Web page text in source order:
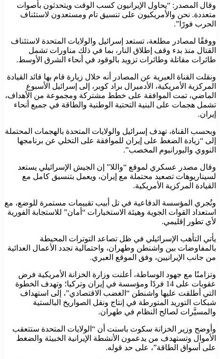
وقال المصدر: “يحاول الإيرانيون كسب الوقت ويتحدثون بأصوات
متعددة. نحن والأمريكيون على تنسيق تام ومستعدون لاستئناف
الحرب فورًا”.
ووفقًا لمصادر مطلعة، تستعد إسرائيل والولايات المتحدة لاستئناف
القتال منذ بدء وقف إطلاق النار، بما في ذلك مناورات تشمل
طائرات مقاتلة وطائرات تزويد بالوقود في أنحاء الشرق الأوسط.
ونقلت القناة العبرية عن المصادر أنه خلال زيارة قام بها قائد القيادة
المركزية الأمريكية، الأدميرال براد كوبر، إلى إسرائيل الأسبوع
الماضي، تمت الموافقة على خطط مشتركة ومجموعة من الأهداف،
تشمل هجمات على البنية التحتية الوطنية والطاقة في جميع أنحاء
إيران.
وبحسب القناة، تهدف إسرائيل والولايات المتحدة بالهجمات المحتملة
إلى “زيادة الضغط على إيران للموافقة على التخلي عن برنامجها
النووي واليورانيوم المخصب”.
وقال مصدر عسكري لموقع “واللا” إن الجيش الإسرائيلي يستعد
لسيناريوهات تصعيد محتملة مع إيران، ويعمل بتنسيق كامل مع
القيادة المركزية الأمريكية.
وتُجري المؤسسة الدفاعية في تل أبيب تقييمات مستمرة للوضع، مع
استعداد القوات الجوية وهيئة الاستخبارات “أمان” للاستجابة الفورية
لأي تطور إقليمي.
يأتي التأهب الإسرائيلي في ظل تصاعد التوترات المحيطة
بالمفاوضات بين واشنطن وطهران، واحتمالية تجدد الأعمال العدائية
من جانب الإيرانيين، وفق الموقع العبري.
وتزامنًا مع جهود الوساطة، أعلنت وزارة الخزانة الأمريكية فرض
عقوبات على 14 فردًا ومؤسسة في إيران وتركيا؛ وتهدف الخطوة
التي أطلقت عليها واشنطن “الغضب الاقتصادي”، إلى استهداف
شبكات التوريد المتورطة في إنتاج ونقل الصواريخ البالستية
والمسيَّرات لصالح النظام في طهران.
وأوضح وزير الخزانة سكوت باسنت أن “الولايات المتحدة ستتعقب
الأموال وتستهدف من يدعمون الأنشطة الإيرانية الخبيثة والضغط
على أسواق الطاقة”، على حد قوله.